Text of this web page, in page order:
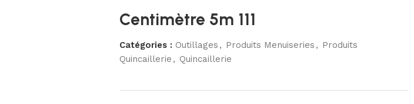
Centimètre 5m 111
Catégories : Outillages , Produits Menuiseries , Produits
Quincaillerie , Quincaillerie